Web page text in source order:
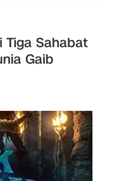
Tiga Sahabat
Gaib